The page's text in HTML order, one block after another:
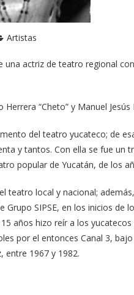
Artistas
una actriz de teatro regional
“Cheto” y Manuel Jesús
del teatro yucateco; de
y tantos. Con ella se fue un
popular de Yucatán, de los
teatro local y nacional;
SIPSE, en los inicios de
años hizo reír a los
por el entonces Canal 3,
entre 1967 y 1982.